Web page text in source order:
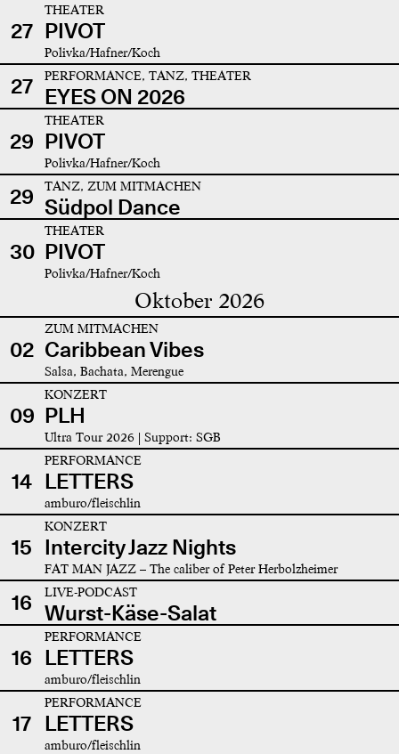
27
THEATER
PIVOT
Polivka/Hafner/Koch
27 PERFORMANCE, TANZ, THEATER
EYES ON 2026
29
THEATER
PIVOT
Polivka/Hafner/Koch
29 TANZ, ZUM MITMACHEN
Südpol Dance
30
THEATER
PIVOT
Polivka/Hafner/Koch
Oktober 2026
02
ZUM MITMACHEN
Caribbean Vibes
Salsa, Bachata, Merengue
09
KONZERT
PLH
Ultra Tour 2026 | Support: SGB
14
PERFORMANCE
LETTERS
amburo/fleischlin
15
KONZERT
Intercity Jazz Nights
FAT MAN JAZZ – The caliber of Peter Herbolzheimer
16 LIVE-PODCAST
Wurst-Käse-Salat
16
PERFORMANCE
LETTERS
amburo/fleischlin
17
PERFORMANCE
LETTERS
amburo/fleischlin